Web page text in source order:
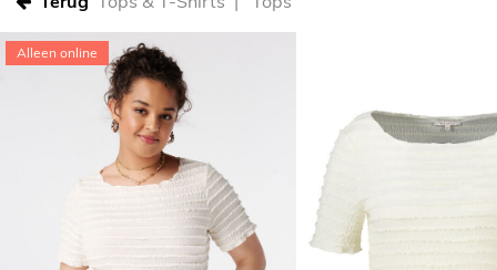
Alleen online